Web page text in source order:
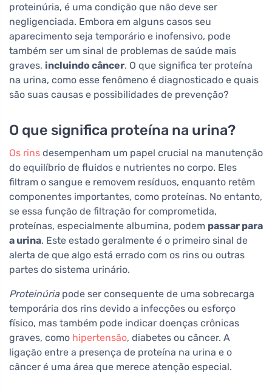
proteinúria, é uma condição que não deve ser
negligenciada. Embora em alguns casos seu
aparecimento seja temporário e inofensivo, pode
também ser um sinal de problemas de saúde mais
graves, incluindo câncer. O que significa ter proteína
na urina, como esse fenômeno é diagnosticado e quais
são suas causas e possibilidades de prevenção?
O que significa proteína na urina?
Os rins desempenham um papel crucial na manutenção
do equilíbrio de fluidos e nutrientes no corpo. Eles
filtram o sangue e removem resíduos, enquanto retêm
componentes importantes, como proteínas. No entanto,
se essa função de filtração for comprometida,
proteínas, especialmente albumina, podem passar para
a urina. Este estado geralmente é o primeiro sinal de
alerta de que algo está errado com os rins ou outras
partes do sistema urinário.
Proteinúriapode ser consequente de uma sobrecarga
temporária dos rins devido a infecções ou esforço
físico, mas também pode indicar doenças crônicas
graves, como hipertensão, diabetes ou câncer. A
ligação entre a presença de proteína na urina e o
câncer é uma área que merece atenção especial.